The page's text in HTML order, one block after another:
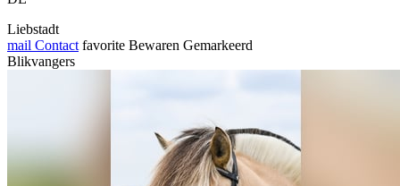
Liebstadt
mail Contact favorite Bewaren Gemarkeerd
Blikvangers